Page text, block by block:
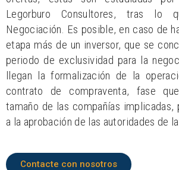
Legorburo Consultores, tras lo
Negociación. Es posible, en caso de
etapa más de un inversor, que se
periodo de exclusividad para la
llegan la formalización de la
contrato de compraventa, fase
tamaño de las compañías implicadas,
a la aprobación de las autoridades de
Contacte con nosotros